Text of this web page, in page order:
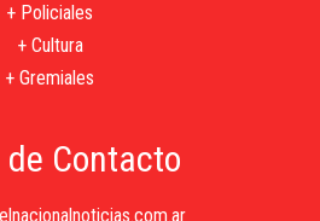
+ Policiales
+ Cultura
+ Gremiales
de Contacto